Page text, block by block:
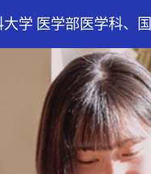
学 医学部医学科